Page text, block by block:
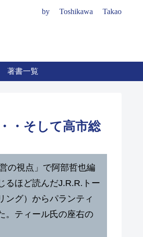
by Toshikawa Takao
著書一覧
・そして高市総
の視点」で阿部哲也編
るほど読んだJ.R.R.トー
ング）からパランティ
。ティール氏の座右の